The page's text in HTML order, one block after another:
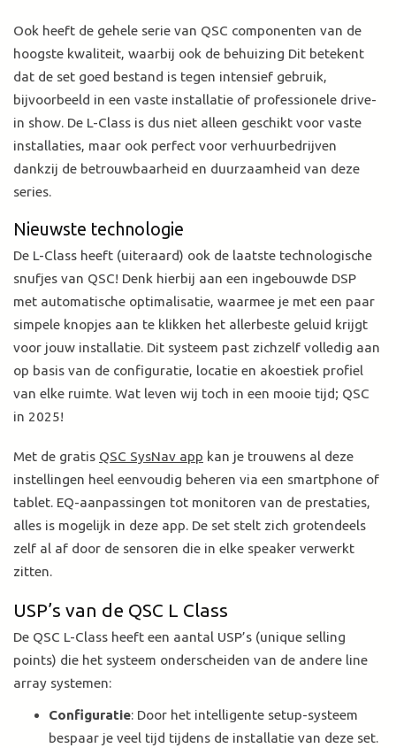
Ook heeft de gehele serie van QSC componenten van de
hoogste kwaliteit, waarbij ook de behuizing Dit betekent
dat de set goed bestand is tegen intensief gebruik,
bijvoorbeeld in een vaste installatie of professionele drive-
in show. De L-Class is dus niet alleen geschikt voor vaste
installaties, maar ook perfect voor verhuurbedrijven
dankzij de betrouwbaarheid en duurzaamheid van deze
series.
Nieuwste technologie
De L-Class heeft (uiteraard) ook de laatste technologische
snufjes van QSC! Denk hierbij aan een ingebouwde DSP
met automatische optimalisatie, waarmee je met een paar
simpele knopjes aan te klikken het allerbeste geluid krijgt
voor jouw installatie. Dit systeem past zichzelf volledig aan
op basis van de configuratie, locatie en akoestiek profiel
van elke ruimte. Wat leven wij toch in een mooie tijd; QSC
in 2025!
Met de gratis QSC SysNav app kan je trouwens al deze
instellingen heel eenvoudig beheren via een smartphone of
tablet. EQ-aanpassingen tot monitoren van de prestaties,
alles is mogelijk in deze app. De set stelt zich grotendeels
zelf al af door de sensoren die in elke speaker verwerkt
zitten.
USP’s van de QSC L Class
De QSC L-Class heeft een aantal USP’s (unique selling
points) die het systeem onderscheiden van de andere line
array systemen:
Configuratie: Door het intelligente setup-systeem
bespaar je veel tijd tijdens de installatie van deze set.